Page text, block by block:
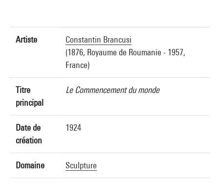
Artiste
Constantin Brancusi
(1876, Royaume de Roumanie - 1957,
France)
Titre
principal
Le Commencement du monde
Date de
création
1924
Domaine Sculpture